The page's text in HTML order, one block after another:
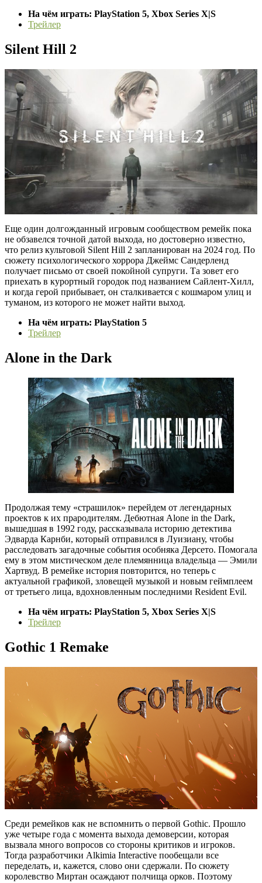
На чём играть: PlayStation 5, Xbox Series X|S
Трейлер
Silent Hill 2
Еще один долгожданный игровым сообществом ремейк пока
не обзавелся точной датой выхода, но достоверно известно,
что релиз культовой Silent Hill 2 запланирован на 2024 год. По
сюжету психологического хоррора Джеймс Сандерленд
получает письмо от своей покойной супруги. Та зовет его
приехать в курортный городок под названием Сайлент-Хилл,
и когда герой прибывает, он сталкивается с кошмаром улиц и
туманом, из которого не может найти выход.
На чём играть: PlayStation 5
Трейлер
Alone in the Dark
Продолжая тему «страшилок» перейдем от легендарных
проектов к их прародителям. Дебютная Alone in the Dark,
вышедшая в 1992 году, рассказывала историю детектива
Эдварда Карнби, который отправился в Луизиану, чтобы
расследовать загадочные события особняка Дерсето. Помогала
ему в этом мистическом деле племянница владельца — Эмили
Хартвуд. В ремейке история повторится, но теперь с
актуальной графикой, зловещей музыкой и новым геймплеем
от третьего лица, вдохновленным последними Resident Evil.
На чём играть: PlayStation 5, Xbox Series X|S
Трейлер
Gothic 1 Remake
Среди ремейков как не вспомнить о первой Gothic. Прошло
уже четыре года с момента выхода демоверсии, которая
вызвала много вопросов со стороны критиков и игроков.
Тогда разработчики Alkimia Interactive пообещали все
переделать, и, кажется, слово они сдержали. По сюжету
королевство Миртан осаждают полчища орков. Поэтому